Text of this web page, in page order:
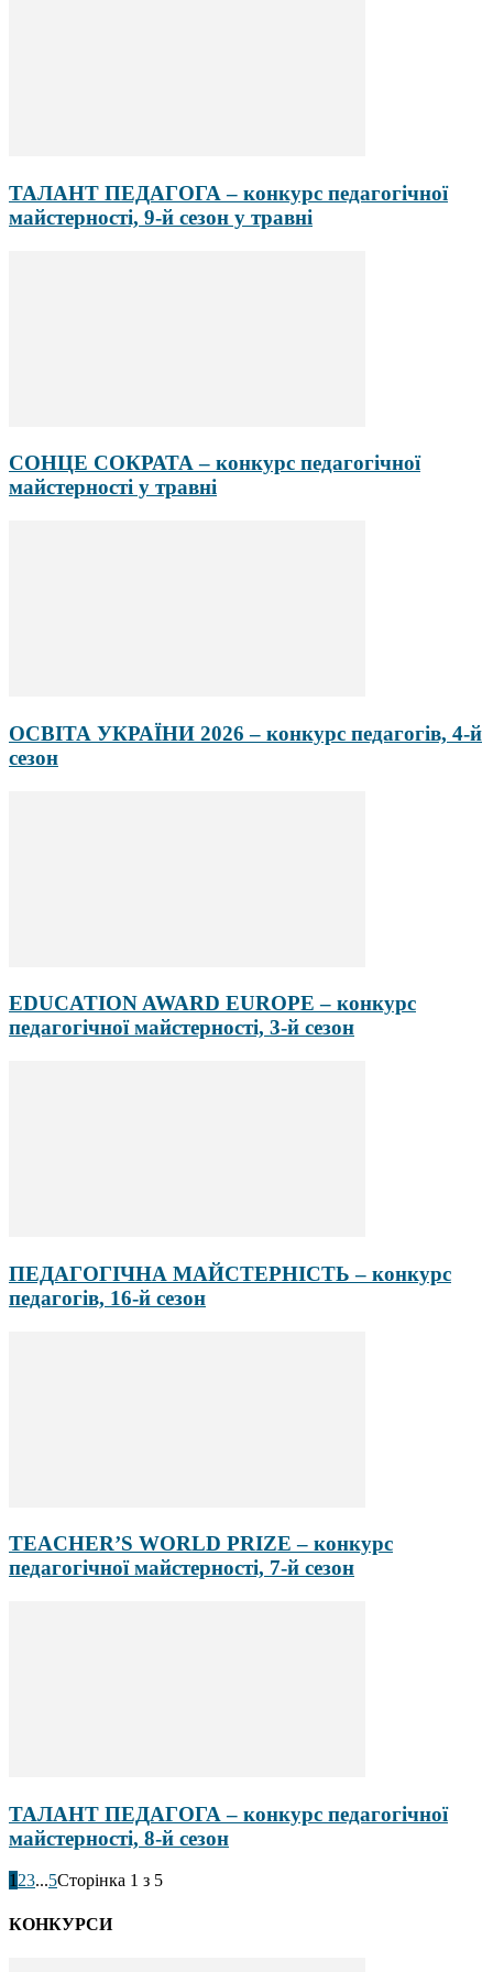
ТАЛАНТ ПЕДАГОГА – конкурс педагогічної
майстерності, 9-й сезон у травні
СОНЦЕ СОКРАТА – конкурс педагогічної
майстерності у травні
ОСВІТА УКРАЇНИ 2026 – конкурс педагогів, 4-й
сезон
EDUCATION AWARD EUROPE – конкурс
педагогічної майстерності, 3-й сезон
ПЕДАГОГІЧНА МАЙСТЕРНІСТЬ – конкурс
педагогів, 16-й сезон
TEACHER’S WORLD PRIZE – конкурс
педагогічної майстерності, 7-й сезон
ТАЛАНТ ПЕДАГОГА – конкурс педагогічної
майстерності, 8-й сезон
1 23...5Сторінка 1 з 5
КОНКУРСИ